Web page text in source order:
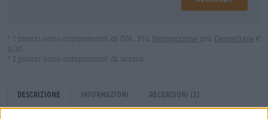
* I prezzi sono comprensivi di IVA. Più Navigazione più Depositare €
0,30
* I prezzi sono comprensivi di accisa
Descrizione Informazioni Recensioni (2)